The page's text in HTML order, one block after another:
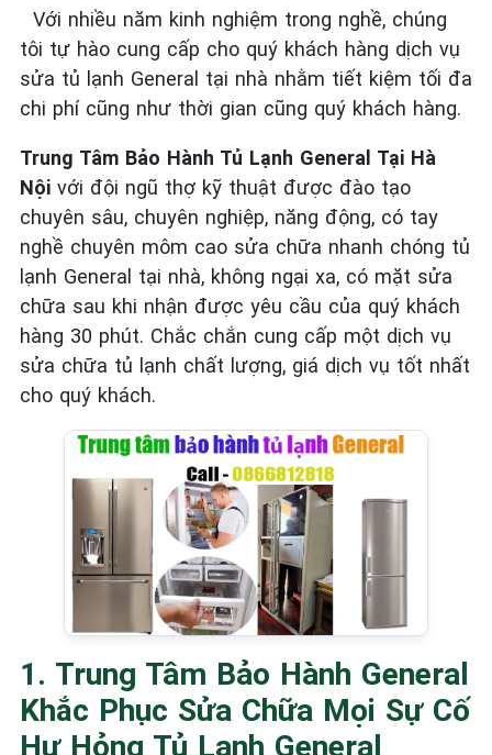
Với nhiều năm kinh nghiệm trong nghề, chúng
tôi tự hào cung cấp cho quý khách hàng dịch vụ
sửa tủ lạnh General tại nhà nhằm tiết kiệm tối đa
chi phí cũng như thời gian cũng quý khách hàng.
Trung Tâm Bảo Hành Tủ Lạnh General Tại Hà
Nội với đội ngũ thợ kỹ thuật được đào tạo
chuyên sâu, chuyên nghiệp, năng động, có tay
nghề chuyên môm cao sửa chữa nhanh chóng tủ
lạnh General tại nhà, không ngại xa, có mặt sửa
chữa sau khi nhận được yêu cầu của quý khách
hàng 30 phút. Chắc chắn cung cấp một dịch vụ
sửa chữa tủ lạnh chất lượng, giá dịch vụ tốt nhất
cho quý khách.
1. Trung Tâm Bảo Hành General
Khắc Phục Sửa Chữa Mọi Sự Cố
Hư Hỏng Tủ Lạnh General